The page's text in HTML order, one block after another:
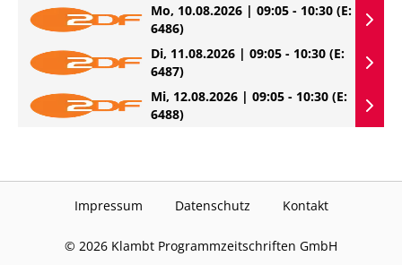
Mo, 10.08.2026 | 09:05 - 10:30 (E:
6486)
Di, 11.08.2026 | 09:05 - 10:30 (E:
6487)
Mi, 12.08.2026 | 09:05 - 10:30 (E:
6488)
Impressum Datenschutz Kontakt
© 2026 Klambt Programmzeitschriften GmbH